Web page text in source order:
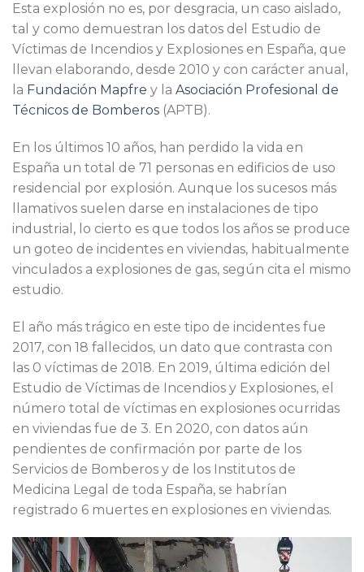
Esta explosión no es, por desgracia, un caso aislado,
tal y como demuestran los datos del Estudio de
Víctimas de Incendios y Explosiones en España, que
llevan elaborando, desde 2010 y con carácter anual,
la Fundación Mapfre y la Asociación Profesional de
Técnicos de Bomberos (APTB).
En los últimos 10 años, han perdido la vida en
España un total de 71 personas en edificios de uso
residencial por explosión. Aunque los sucesos más
llamativos suelen darse en instalaciones de tipo
industrial, lo cierto es que todos los años se produce
un goteo de incidentes en viviendas, habitualmente
vinculados a explosiones de gas, según cita el mismo
estudio.
El año más trágico en este tipo de incidentes fue
2017, con 18 fallecidos, un dato que contrasta con
las 0 víctimas de 2018. En 2019, última edición del
Estudio de Víctimas de Incendios y Explosiones, el
número total de víctimas en explosiones ocurridas
en viviendas fue de 3. En 2020, con datos aún
pendientes de confirmación por parte de los
Servicios de Bomberos y de los Institutos de
Medicina Legal de toda España, se habrían
registrado 6 muertes en explosiones en viviendas.